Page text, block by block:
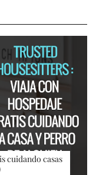
cuidando casas